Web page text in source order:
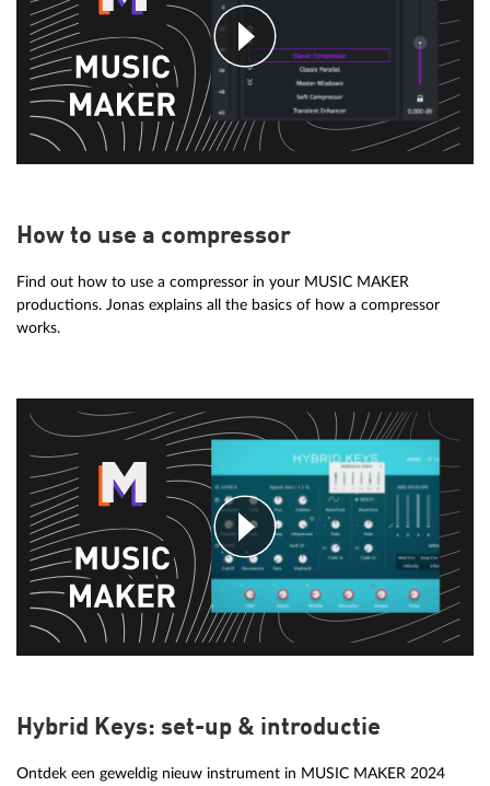
How to use a compressor
Find out how to use a compressor in your MUSIC MAKER
productions. Jonas explains all the basics of how a compressor
works.
Hybrid Keys: set-up & introductie
Ontdek een geweldig nieuw instrument in MUSIC MAKER 2024